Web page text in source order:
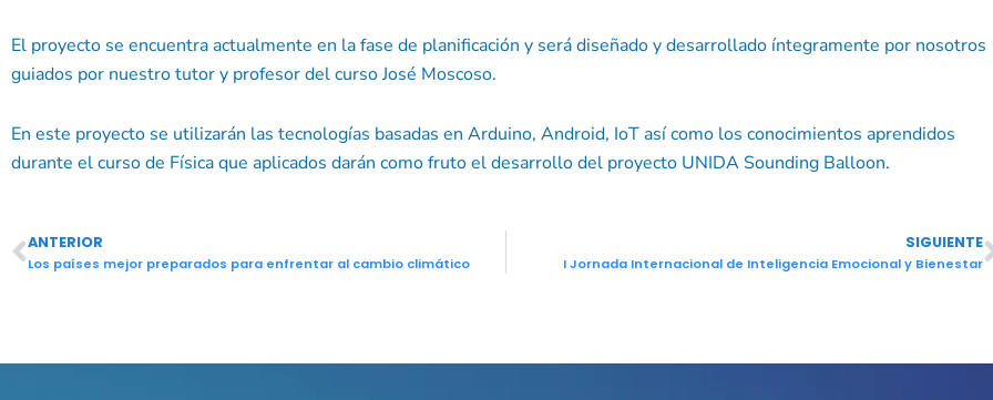
El proyecto se encuentra actualmente en la fase de planificación y será diseñado y desarrollado íntegramente por nosotros
guiados por nuestro tutor y profesor del curso José Moscoso.
En este proyecto se utilizarán las tecnologías basadas en Arduino, Android, IoT así como los conocimientos aprendidos
durante el curso de Física que aplicados darán como fruto el desarrollo del proyecto UNIDA Sounding Balloon.
Ant
ANTERIOR
Los países mejor preparados para enfrentar al cambio climático
SIGUIENTE
I Jornada Internacional de Inteligencia Emocional y Bienestar